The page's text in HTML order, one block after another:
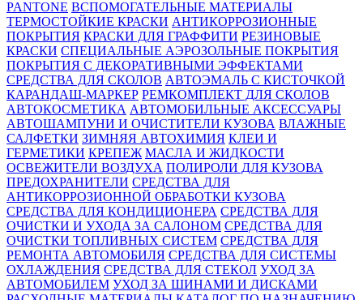
PANTONE ВСПОМОГАТЕЛЬНЫЕ МАТЕРИАЛЫ
ТЕРМОСТОЙКИЕ КРАСКИ АНТИКОРРОЗИОННЫЕ
ПОКРЫТИЯ КРАСКИ ДЛЯ ГРАФФИТИ РЕЗИНОВЫЕ
КРАСКИ СПЕЦИАЛЬНЫЕ АЭРОЗОЛЬНЫЕ ПОКРЫТИЯ
ПОКРЫТИЯ С ДЕКОРАТИВНЫМИ ЭФФЕКТАМИ
СРЕДСТВА ДЛЯ СКОЛОВ АВТОЭМАЛЬ С КИСТОЧКОЙ
КАРАНДАШ-МАРКЕР РЕМКОМПЛЕКТ ДЛЯ СКОЛОВ
АВТОКОСМЕТИКА АВТОМОБИЛЬНЫЕ АКСЕССУАРЫ
АВТОШАМПУНИ И ОЧИСТИТЕЛИ КУЗОВА ВЛАЖНЫЕ
САЛФЕТКИ ЗИМНЯЯ АВТОХИМИЯ КЛЕИ И
ГЕРМЕТИКИ КРЕПЕЖ МАСЛА И ЖИДКОСТИ
ОСВЕЖИТЕЛИ ВОЗДУХА ПОЛИРОЛИ ДЛЯ КУЗОВА
ПРЕДОХРАНИТЕЛИ СРЕДСТВА ДЛЯ
АНТИКОРРОЗИОННОЙ ОБРАБОТКИ КУЗОВА
СРЕДСТВА ДЛЯ КОНДИЦИОНЕРА СРЕДСТВА ДЛЯ
ОЧИСТКИ И УХОДА ЗА САЛОНОМ СРЕДСТВА ДЛЯ
ОЧИСТКИ ТОПЛИВНЫХ СИСТЕМ СРЕДСТВА ДЛЯ
РЕМОНТА АВТОМОБИЛЯ СРЕДСТВА ДЛЯ СИСТЕМЫ
ОХЛАЖДЕНИЯ СРЕДСТВА ДЛЯ СТЕКОЛ УХОД ЗА
АВТОМОБИЛЕМ УХОД ЗА ШИНАМИ И ДИСКАМИ